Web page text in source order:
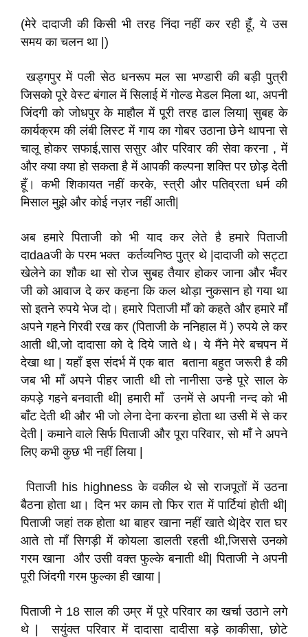
(मेरे दादाजी की किसी भी तरह निंदा नहीं कर रही हूँ, ये उस
समय का चलन था |)
खड्गपुर में पली सेठ धनरूप मल सा भण्डारी की बड़ी पुत्री
जिसको पूरे वेस्ट बंगाल में सिलाई में गोल्ड मेडल मिला था, अपनी
जिंदगी को जोधपुर के माहौल में पूरी तरह ढाल लिया| सुबह के
कार्यक्रम की लंबी लिस्ट में गाय का गोबर उठाना छेने थापना से
चालू होकर सफाई,सास ससुर और परिवार की सेवा करना , में
और क्या क्या हो सकता है में आपकी कल्पना शक्ति पर छोड़ देती
हूँ। कभी शिकायत नहीं करके, स्त्री और पतिव्रता धर्म की
मिसाल मुझे और कोई नज़र नहीं आती|
अब हमारे पिताजी को भी याद कर लेते है हमारे पिताजी
दाdaaजी के परम भक्त कर्तव्यनिष्ठ पुत्र थे |दादाजी को सट्टा
खेलेने का शौक था सो रोज सुबह तैयार होकर जाना और भँवर
जी को आवाज दे कर कहना कि कल थोड़ा नुकसान हो गया था
सो इतने रुपये भेज दो। हमारे पिताजी माँ को कहते और हमारे माँ
अपने गहने गिरवी रख कर (पिताजी के ननिहाल में ) रुपये ले कर
आती थी,जो दादासा को दे दिये जाते थे। ये मैंने मेरे बचपन में
देखा था | यहाँ इस संदर्भ में एक बात बताना बहुत जरूरी है की
जब भी माँ अपने पीहर जाती थी तो नानीसा उन्हे पूरे साल के
कपड़े गहने बनवाती थी| हमारी माँ उनमें से अपनी नन्द को भी
बाँट देती थी और भी जो लेना देना करना होता था उसी में से कर
देती | कमाने वाले सिर्फ पिताजी और पूरा परिवार, सो माँ ने अपने
लिए कभी कुछ भी नहीं लिया |
पिताजी his highness के वकील थे सो राजपूतों में उठना
बैठना होता था। दिन भर काम तो फिर रात में पार्टियां होती थी|
पिताजी जहां तक होता था बाहर खाना नहीं खाते थे|देर रात घर
आते तो माँ सिगड़ी में कोयला डालती रहती थी,जिससे उनको
गरम खाना और उसी वक्त फुल्के बनाती थी| पिताजी ने अपनी
पूरी जिंदगी गरम फुल्का ही खाया |
पिताजी ने 18 साल की उम्र में पूरे परिवार का खर्चा उठाने लगे
थे | सयुंक्त परिवार में दादासा दादीसा बड़े काकीसा, छोटे